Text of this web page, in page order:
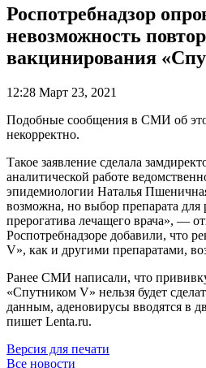
Роспотребнадзор
невозможность
вакцинирования
12:28 Март 23, 2021
Подобные сообщения в СМИ об
некорректно.
Такое заявление сделала
аналитической работе
эпидемиологии Наталья
возможна, но выбор препарата
прерогатива лечащего врача», —
Роспотребнадзоре добавили, что
V», как и другими препаратами,
Ранее СМИ написали, что
«Спутником V» нельзя будет
данным, аденовирусы вводятся в
пишет Lenta.ru.
Версия для печати
Все новости